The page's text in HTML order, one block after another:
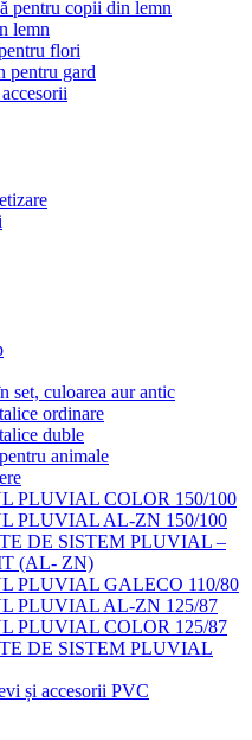
pentru copii din lemn
lemn
flori
pentru gard
set, culoarea aur antic
ordinare
duble
animale
PLUVIAL COLOR 150/100
PLUVIAL AL-ZN 150/100
DE SISTEM PLUVIAL –
(AL- ZN)
PLUVIAL GALECO 110/80
PLUVIAL AL-ZN 125/87
PLUVIAL COLOR 125/87
DE SISTEM PLUVIAL
și accesorii PVC